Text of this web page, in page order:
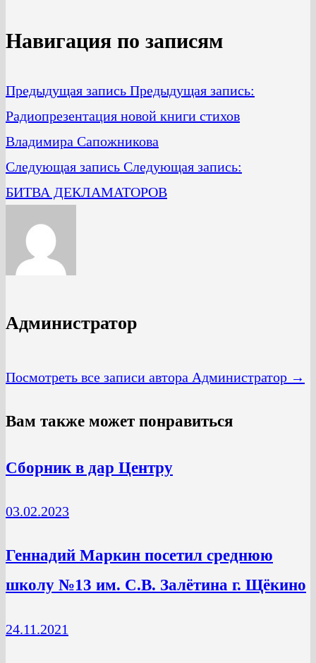
Навигация по записям
Предыдущая запись Предыдущая запись:
Радиопрезентация новой книги стихов
Владимира Сапожникова
Следующая запись Следующая запись:
БИТВА ДЕКЛАМАТОРОВ
Администратор
Посмотреть все записи автора Администратор →
Вам также может понравиться
Сборник в дар Центру
03.02.2023
Геннадий Маркин посетил среднюю
школу №13 им. С.В. Залётина г. Щёкино
24.11.2021